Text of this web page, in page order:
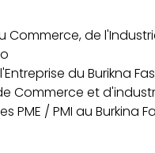
Commerce, de
du Burikna
Commerce et
PME / PMI au Burkina